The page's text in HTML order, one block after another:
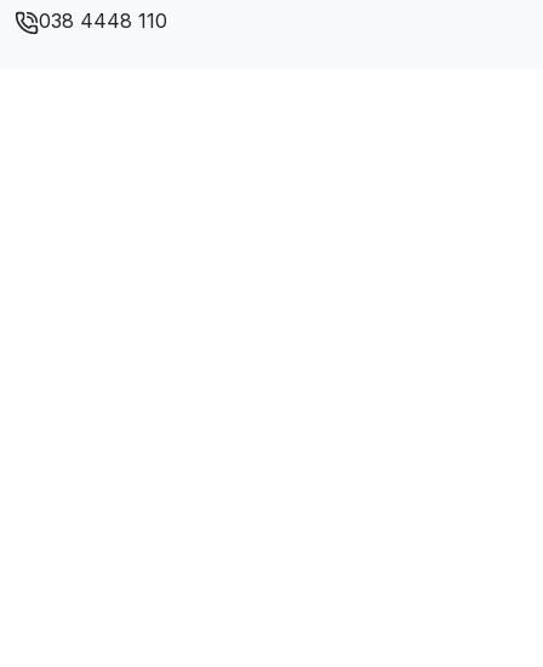
038 4448 110